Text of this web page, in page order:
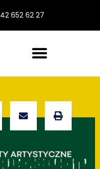
42 652 62 27